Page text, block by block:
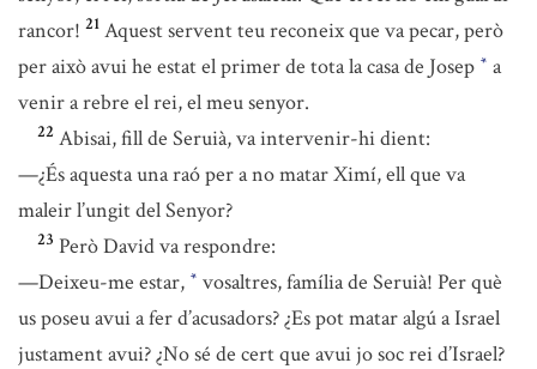
rancor! 21 Aquest servent teu reconeix que va pecar, però
per això avui he estat el primer de tota la casa de Josep * a
venir a rebre el rei, el meu senyor.
22 Abisai, fill de Seruià, va intervenir-hi dient:
—¿És aquesta una raó per a no matar Ximí, ell que va
maleir l’ungit del Senyor?
23 Però David va respondre:
—Deixeu-me estar, * vosaltres, família de Seruià! Per què
us poseu avui a fer d’acusadors? ¿Es pot matar algú a Israel
justament avui? ¿No sé de cert que avui jo soc rei d’Israel?